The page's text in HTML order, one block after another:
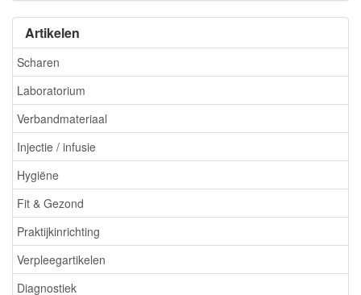
Artikelen
Scharen
Laboratorium
Verbandmateriaal
Injectie / infusie
Hygiëne
Fit & Gezond
Praktijkinrichting
Verpleegartikelen
Diagnostiek